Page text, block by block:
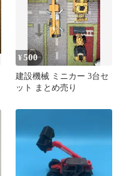
¥500
建設機械 ミニカー 3台セ
ット まとめ売り